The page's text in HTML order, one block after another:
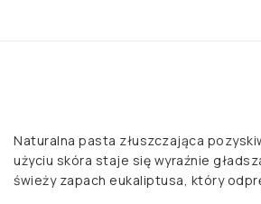
Naturalna pasta złuszczająca
użyciu skóra staje się wyraźnie
świeży zapach eukaliptusa, który